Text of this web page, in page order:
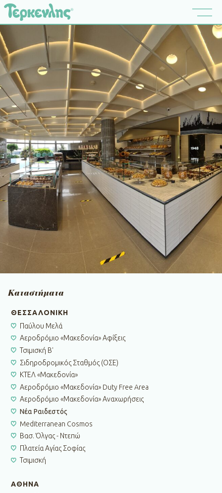
Καταστήματα
ΘΕΣΣΑΛΟΝΙΚΗ
Παύλου Μελά
Αεροδρόμιο «Μακεδονία» Αφίξεις
Τσιμισκή Β'
Σιδηροδρομικός Σταθμός (ΟΣΕ)
ΚΤΕΛ «Μακεδονία»
Αεροδρόμιο «Μακεδονία» Duty Free Area
Αεροδρόμιο «Μακεδονία» Αναχωρήσεις
Νέα Ραιδεστός
Mediterranean Cosmos
Βασ. Όλγας - Ντεπώ
Πλατεία Αγίας Σοφίας
Τσιμισκή
ΑΘΗΝΑ